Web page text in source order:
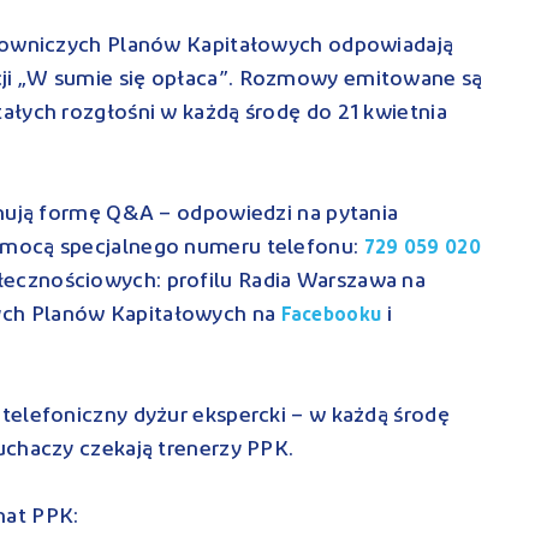
Planów Kapitałowych odpowiadają
„W sumie się opłaca”. Rozmowy emitowane są
rozgłośni w każdą środę do 21 kwietnia
formę Q&A – odpowiedzi na pytania
specjalnego numeru telefonu: 729 059 020
profilu Radia Warszawa na
Planów Kapitałowych na Facebooku i
dyżur ekspercki – w każdą środę
czekają trenerzy PPK.
PPK: